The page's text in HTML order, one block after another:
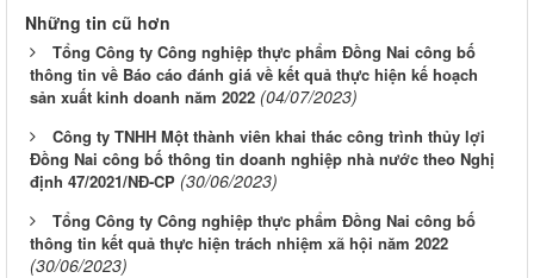
Những tin cũ hơn
Tổng Công ty Công nghiệp thực phẩm Đồng Nai công bố
thông tin về Báo cáo đánh giá về kết quả thực hiện kế hoạch
sản xuất kinh doanh năm 2022 (04/07/2023)
Công ty TNHH Một thành viên khai thác công trình thủy lợi
Đồng Nai công bố thông tin doanh nghiệp nhà nước theo Nghị
định 47/2021/NĐ-CP (30/06/2023)
Tổng Công ty Công nghiệp thực phẩm Đồng Nai công bố
thông tin kết quả thực hiện trách nhiệm xã hội năm 2022
(30/06/2023)